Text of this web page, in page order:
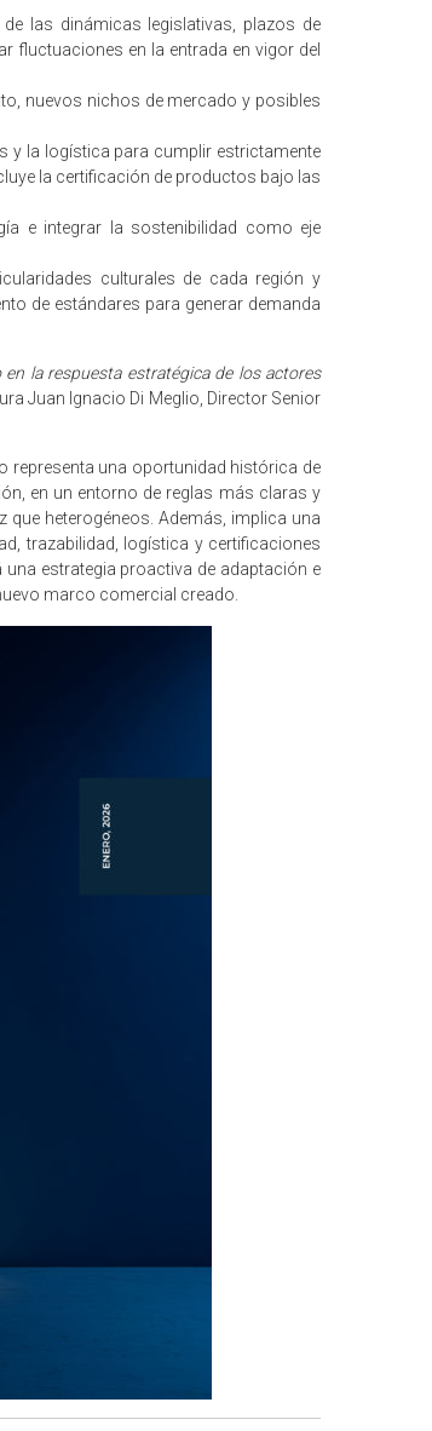
las dinámicas legislativas, plazos de
fluctuaciones en la entrada en vigor del
nuevos nichos de mercado y posibles
y la logística para cumplir estrictamente
la certificación de productos bajo las
e integrar la sostenibilidad como eje
culturales de cada región y
de estándares para generar demanda
la respuesta estratégica de los actores
Juan Ignacio Di Meglio, Director Senior
representa una oportunidad histórica de
en un entorno de reglas más claras y
heterogéneos. Además, implica una
trazabilidad, logística y certificaciones
estrategia proactiva de adaptación e
marco comercial creado.